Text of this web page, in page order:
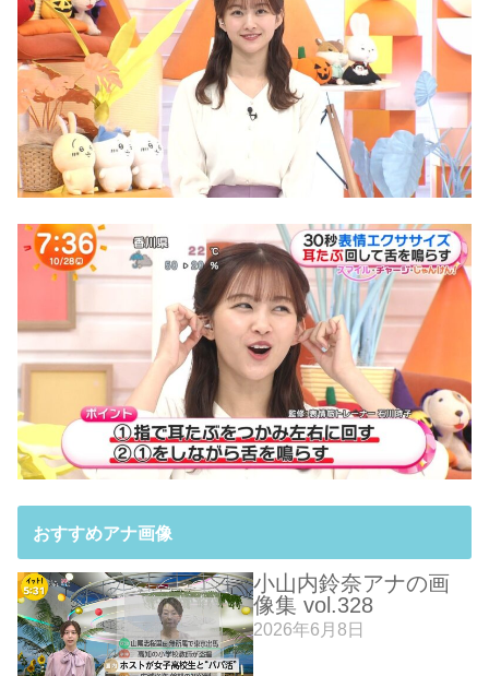
おすすめアナ画像
小山内鈴奈アナの画
像集 vol.328
2026年6月8日